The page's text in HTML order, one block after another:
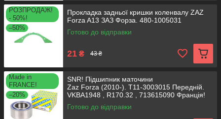
РОЗПРОДАЖ!
- 50%!
–50%
Прокладка задньої кришки коленвалу ZAZ
Forza A13 ЗАЗ Форза. 480-1005031
Готово до відправки
21 ₴ 43 ₴
Made in
FRANCE!
–20%
SNR! Підшипник маточини
Zaz Forza (2010-). T11-3003015 Передній.
VKBA1948 , R170.32 , 713615090 Франція!
Готово до відправки